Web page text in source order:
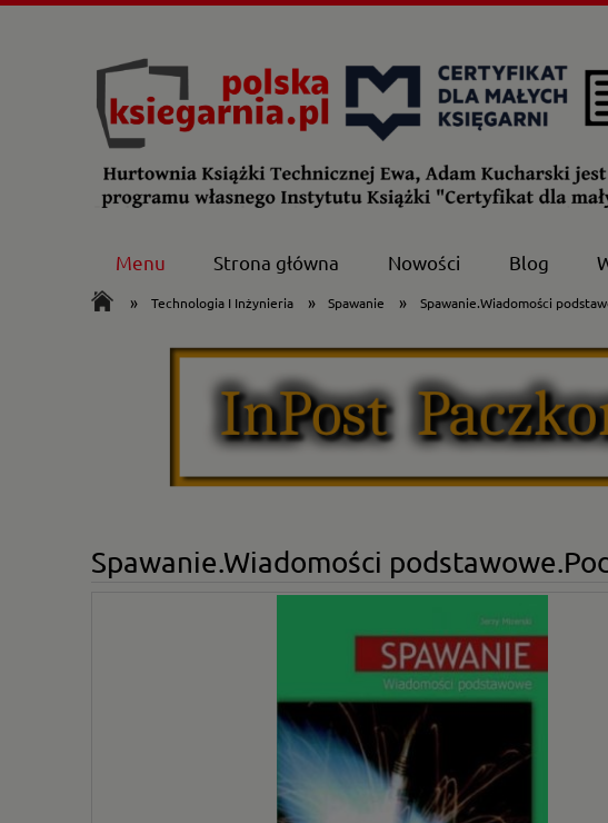
Menu Strona główna Nowości Blog
» Technologia I Inżynieria » Spawanie » Spawanie.Wiadomości
Spawanie.Wiadomości